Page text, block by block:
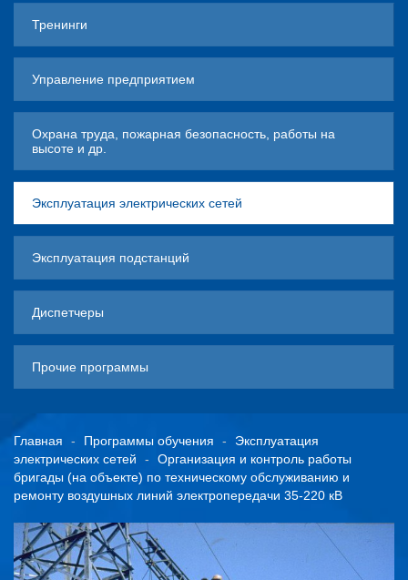
Тренинги
Управление предприятием
Охрана труда, пожарная безопасность, работы на
высоте и др.
Эксплуатация электрических сетей
Эксплуатация подстанций
Диспетчеры
Прочие программы
Главная Программы обучения
Эксплуатация
электрических сетей
Организация и контроль работы
бригады (на объекте) по техническому обслуживанию и
ремонту воздушных линий электропередачи 35-220 кВ